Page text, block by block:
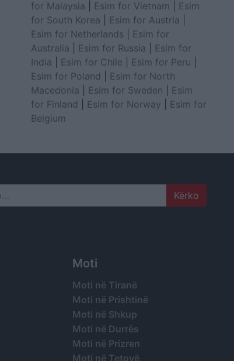
for Malaysia
Esim for Vietnam
Esim
for South Korea
Esim for Austria
Esim for Netherlands
Esim for
Australia
Esim for Russia
Esim for
India
Esim for Chile Esim for Peru
Esim for Poland
Esim for North
Macedonia
Esim for Sweden
Esim
for Finland
Esim for Norway
Esim for
Belgium
Moti
Moti në Tiranë
Moti në Prishtinë
Moti në Shkup
Moti në Durrës
Moti në Prizren
Moti në Tetovë